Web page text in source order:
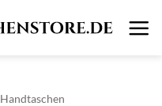
Handtaschen